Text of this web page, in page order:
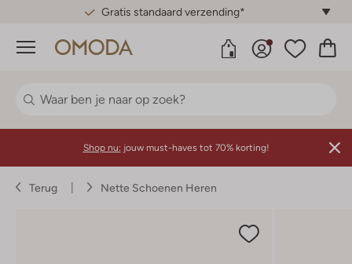
Gratis standaard verzending*
Menu
Shop nu: jouw must-haves tot 70% korting!
Terug Nette Schoenen Heren